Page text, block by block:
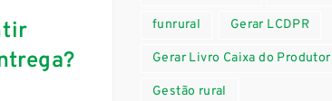
funrural Gerar LCDPR
Gerar Livro Caixa do Produtor
Gestão rural